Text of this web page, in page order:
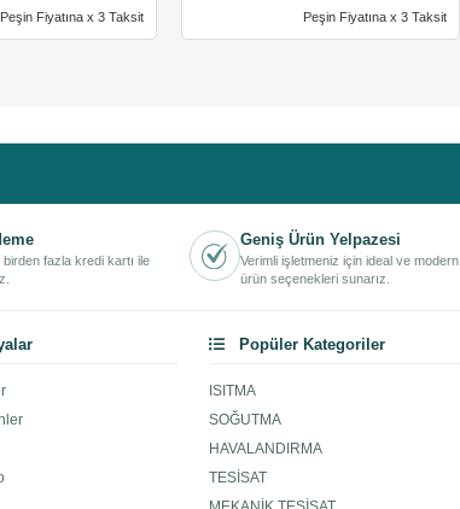
Peşin Fiyatına x 3 Taksit Peşin Fiyatına x 3 Taksit
fazla kredi kartı ile
Geniş Ürün Yelpazesi
Verimli işletmeniz için ideal ve modern
ürün seçenekleri sunarız.
Popüler Kategoriler
ISITMA
SOĞUTMA
HAVALANDIRMA
TESİSAT